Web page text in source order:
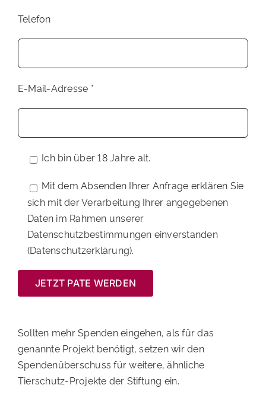
Telefon
E-Mail-Adresse *
Ich bin über 18 Jahre alt.
Mit dem Absenden Ihrer Anfrage erklären Sie
sich mit der Verarbeitung Ihrer angegebenen
Daten im Rahmen unserer
Datenschutzbestimmungen einverstanden
(Datenschutzerklärung).
Sollten mehr Spenden eingehen, als für das
genannte Projekt benötigt, setzen wir den
Spendenüberschuss für weitere, ähnliche
Tierschutz-Projekte der Stiftung ein.